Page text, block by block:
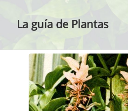
La guía de Plantas